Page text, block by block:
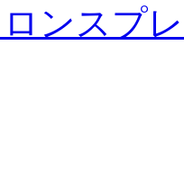
ンスプ